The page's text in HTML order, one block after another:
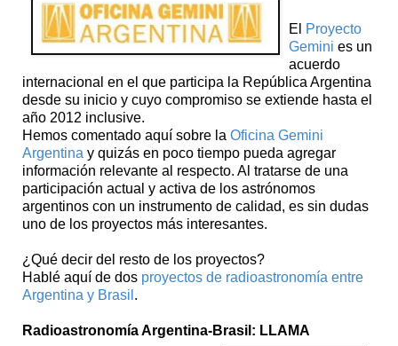
El
Proyecto
Gemini es un
acuerdo
internacional en el que participa la República Argentina
desde su inicio y cuyo compromiso se extiende hasta el
año 2012 inclusive.
Hemos comentado aquí sobre la Oficina Gemini
Argentina y quizás en poco tiempo pueda agregar
información relevante al respecto. Al tratarse de una
participación actual y activa de los astrónomos
argentinos con un instrumento de calidad, es sin dudas
uno de los proyectos más interesantes.
¿Qué decir del resto de los proyectos?
Hablé aquí de dos proyectos de radioastronomía entre
Argentina y Brasil .
Radioastronomía Argentina-Brasil: LLAMA